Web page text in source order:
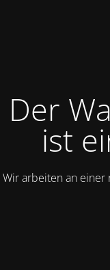
Der
ist
Wir arbeiten an einer